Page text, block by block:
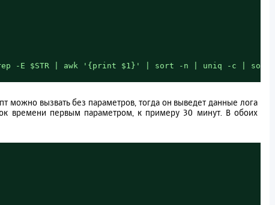
-E $STR | awk '{print $1}' | sort -n | uniq -c | sort -
можно вызвать без параметров, тогда он выведет данные лога
времени первым параметром, к примеру 30 минут. В обоих